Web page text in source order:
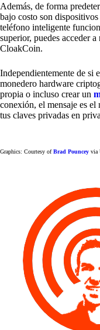
Además, de forma
bajo costo son
teléfono inteligente
superior, puedes acceder
CloakCoin.
Independientemente de si
monedero hardware
propia o incluso crear un
conexión, el mensaje es el
tus claves privadas en
Graphics: Courtesy ofBrad Pouncey via